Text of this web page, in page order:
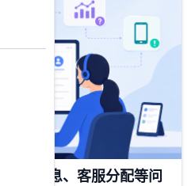
、消息、客服分配等问